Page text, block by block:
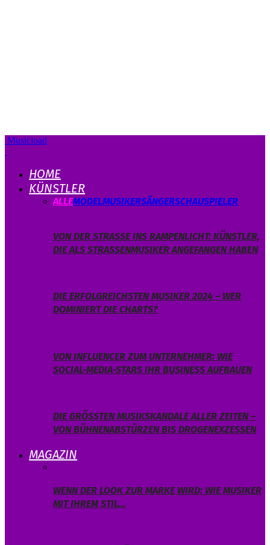
Musicload
HOME
KÜNSTLER
ALLEMODELMUSIKERSÄNGERSCHAUSPIELER
VON DER STRASSE INS RAMPENLICHT: KÜNSTLER, D
IE ALS STRASSENMUSIKER ANGEFANGEN HABEN
DIE ERFOLGREICHSTEN MUSIKER 2024 – WER
DOMINIERT DIE CHARTS?
VON INFLUENCER ZUM UNTERNEHMER: WIE
SOCIAL-MEDIA-STARS IHR BUSINESS AUFBAUEN
DIE GRÖSSTEN MUSIKSKANDALE ALLER ZEITEN – V
ON BÜHNENABSTÜRZEN BIS DROGENEXZESSEN
MAGAZIN
WENN DER LOOK ZUR MARKE WIRD: WIE MUSIKER
MIT IHREM STIL…